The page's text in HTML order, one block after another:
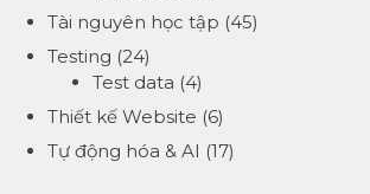
Tài nguyên học tập (45)
Testing (24)
Test data (4)
Thiết kế Website (6)
Tự động hóa & AI (17)